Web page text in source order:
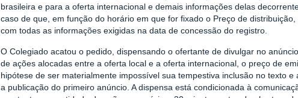
brasileira e para a oferta internacional e demais informações delas
caso de que, em função do horário em que for fixado o Preço de
com todas as informações exigidas na data de concessão do registro.
O Colegiado acatou o pedido, dispensando o ofertante de divulgar no
de ações alocadas entre a oferta local e a oferta internacional, o preço de
hipótese de ser materialmente impossível sua tempestiva inclusão no texto
a publicação do primeiro anúncio. A dispensa está condicionada à